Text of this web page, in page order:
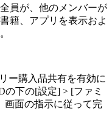
員が、他のメンバーが
籍、アプリを表示およ
ー購入品共有を有効に
の下の[設定] > [ファミ
画面の指示に従って完